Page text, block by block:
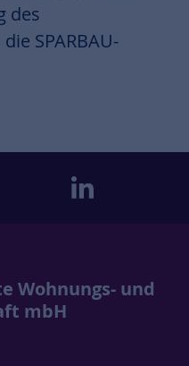
des
SPARBAU-
linkedin
Wohnungs- und
mbH